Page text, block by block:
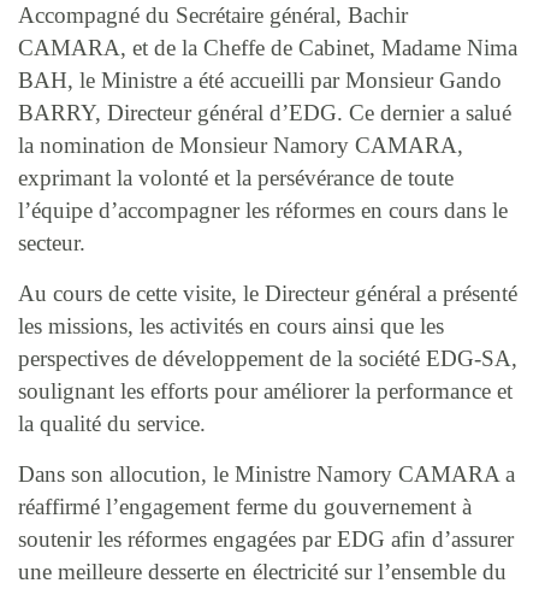
Accompagné du Secrétaire général, Bachir
CAMARA, et de la Cheffe de Cabinet, Madame Nima
BAH, le Ministre a été accueilli par Monsieur Gando
BARRY, Directeur général d’EDG. Ce dernier a salué
la nomination de Monsieur Namory CAMARA,
exprimant la volonté et la persévérance de toute
l’équipe d’accompagner les réformes en cours dans le
secteur.
Au cours de cette visite, le Directeur général a présenté
les missions, les activités en cours ainsi que les
perspectives de développement de la société EDG-SA,
soulignant les efforts pour améliorer la performance et
la qualité du service.
Dans son allocution, le Ministre Namory CAMARA a
réaffirmé l’engagement ferme du gouvernement à
soutenir les réformes engagées par EDG afin d’assurer
une meilleure desserte en électricité sur l’ensemble du